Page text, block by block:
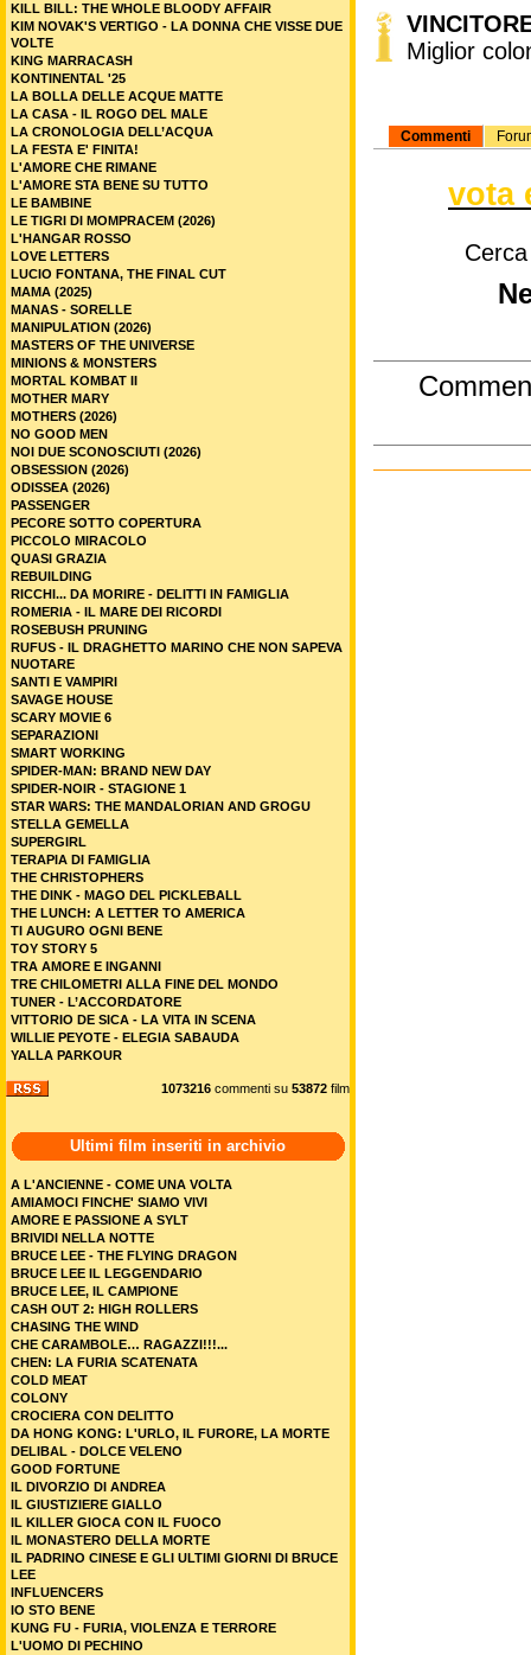
Miglior
Commenti
vota
KILL BILL: THE WHOLE BLOODY AFFAIR
KIM NOVAK'S VERTIGO - LA DONNA CHE VISSE DUE
VOLTE
KING MARRACASH
KONTINENTAL '25
LA BOLLA DELLE ACQUE MATTE
LA CASA - IL ROGO DEL MALE
LA CRONOLOGIA DELL’ACQUA
LA FESTA E' FINITA!
L'AMORE CHE RIMANE
L'AMORE STA BENE SU TUTTO
LE BAMBINE
LE TIGRI DI MOMPRACEM (2026)
L'HANGAR ROSSO
LOVE LETTERS
LUCIO FONTANA, THE FINAL CUT
MAMA (2025)
MANAS - SORELLE
MANIPULATION (2026)
MASTERS OF THE UNIVERSE
MINIONS & MONSTERS
MORTAL KOMBAT II
MOTHER MARY
MOTHERS (2026)
NO GOOD MEN
NOI DUE SCONOSCIUTI (2026)
OBSESSION (2026)
ODISSEA (2026)
PASSENGER
PECORE SOTTO COPERTURA
PICCOLO MIRACOLO
QUASI GRAZIA
REBUILDING
RICCHI... DA MORIRE - DELITTI IN FAMIGLIA
ROMERIA - IL MARE DEI RICORDI
ROSEBUSH PRUNING
RUFUS - IL DRAGHETTO MARINO CHE NON SAPEVA
NUOTARE
SANTI E VAMPIRI
SAVAGE HOUSE
SCARY MOVIE 6
SEPARAZIONI
SMART WORKING
SPIDER-MAN: BRAND NEW DAY
SPIDER-NOIR - STAGIONE 1
STAR WARS: THE MANDALORIAN AND GROGU
STELLA GEMELLA
SUPERGIRL
TERAPIA DI FAMIGLIA
THE CHRISTOPHERS
THE DINK - MAGO DEL PICKLEBALL
THE LUNCH: A LETTER TO AMERICA
TI AUGURO OGNI BENE
TOY STORY 5
TRA AMORE E INGANNI
TRE CHILOMETRI ALLA FINE DEL MONDO
TUNER - L’ACCORDATORE
VITTORIO DE SICA - LA VITA IN SCENA
WILLIE PEYOTE - ELEGIA SABAUDA
YALLA PARKOUR
1073216 commenti su 53872 film
Ultimi film inseriti in archivio
A L'ANCIENNE - COME UNA VOLTA
AMIAMOCI FINCHE' SIAMO VIVI
AMORE E PASSIONE A SYLT
BRIVIDI NELLA NOTTE
BRUCE LEE - THE FLYING DRAGON
BRUCE LEE IL LEGGENDARIO
BRUCE LEE, IL CAMPIONE
CASH OUT 2: HIGH ROLLERS
CHASING THE WIND
CHE CARAMBOLE… RAGAZZI!!!...
CHEN: LA FURIA SCATENATA
COLD MEAT
COLONY
CROCIERA CON DELITTO
DA HONG KONG: L'URLO, IL FURORE, LA MORTE
DELIBAL - DOLCE VELENO
GOOD FORTUNE
IL DIVORZIO DI ANDREA
IL GIUSTIZIERE GIALLO
IL KILLER GIOCA CON IL FUOCO
IL MONASTERO DELLA MORTE
IL PADRINO CINESE E GLI ULTIMI GIORNI DI BRUCE
LEE
INFLUENCERS
IO STO BENE
KUNG FU - FURIA, VIOLENZA E TERRORE
L'UOMO DI PECHINO